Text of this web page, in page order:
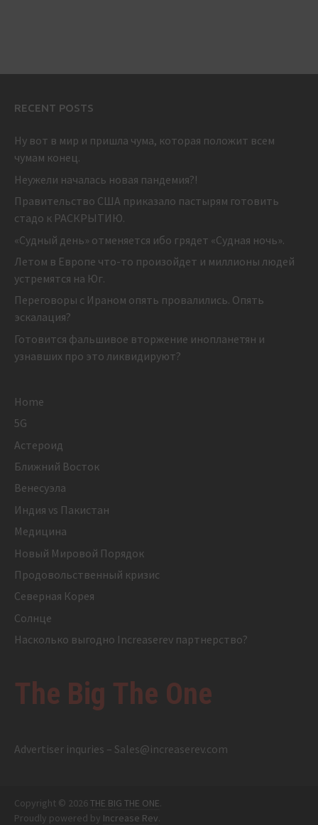
RECENT POSTS
Ну вот в мир и пришла чума, которая положит всем
чумам конец.
Неужели началась новая пандемия?!
Правительство США приказало пастырям готовить
стадо к РАСКРЫТИЮ.
«Судный день» отменяется ибо грядет «Судная ночь».
Летом в Европе что-то произойдет и миллионы людей
устремятся на Юг.
Переговоры с Ираном опять провалились. Опять
эскалация?
Готовится фальшивое вторжение инопланетян и
узнавших про это ликвидируют?
Home
5G
Астероид
Ближний Восток
Венесуэла
Индия vs Пакистан
Медицина
Новый Мировой Порядок
Продовольственный кризис
Северная Корея
Солнце
Насколько выгодно Increaserev партнерство?
The Big The One
Advertiser inquries – Sales@increaserev.com
Copyright © 2026THE BIG THE ONE.
Proudly powered by Increase Rev.